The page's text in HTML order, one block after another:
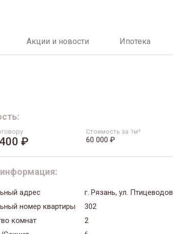
Акции и новости Ипотека
₽
Стоимость за 1м²
60 000 ₽
адрес
г. Рязань, ул. Птицеводов
номер квартиры
302
комнат
2